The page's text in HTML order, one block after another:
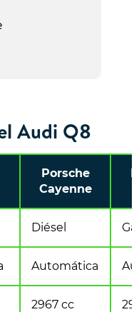
Audi Q8
Porsche
Cayenne
Diésel
Automática
2967 cc